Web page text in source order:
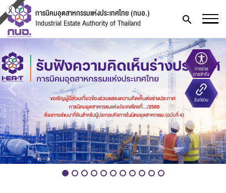
การนิคมอุตสาหกรรมแห่งประเทศไทย (กนอ.)
Industrial Estate Authority of Thailand
การช่วย
การเข้าถึง
ลิงก์ด่วน